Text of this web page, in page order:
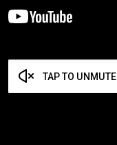
TAP TO UNMUTE